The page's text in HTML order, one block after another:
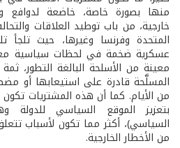
منها بصورة خاصة، خاضعة لدوافع
خارجية، من باب توطيد العلاقات
المتحدة وفرنسا وغيرها، حيث
عسكرية ضخمة في لحظات سياسية
معينة من الأسلحة البالغة التطور،
المسلَّحة قادرة على استيعابها أو
من الأيام. كما أن هذه المشتريات
بتعزيز الموقع السياسي للدولة
السياسي)، أكثر مما تكون لأسباب
من الأخطار الخارجية.